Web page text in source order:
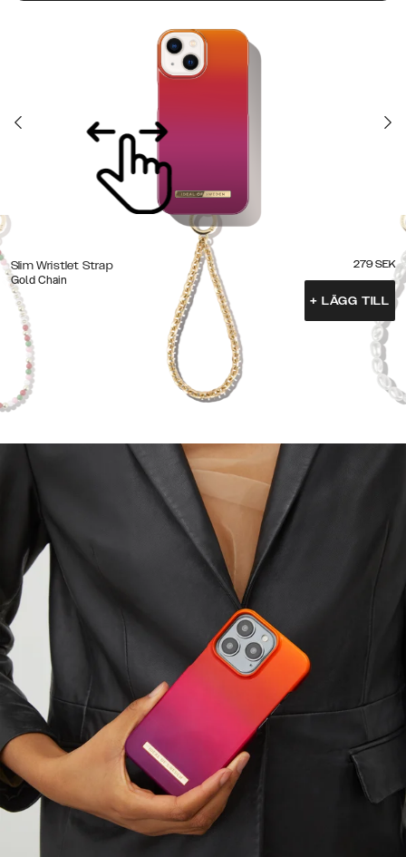
Slim Wristlet Strap
Gold Chain
279 SEK
+ LÄGG TILL